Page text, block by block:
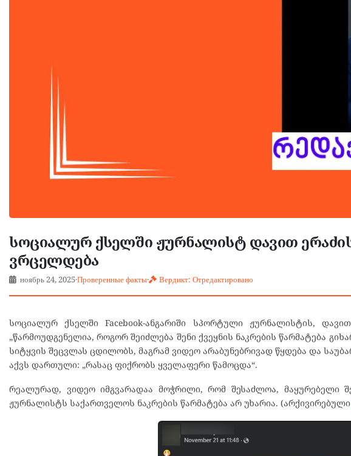
სოციალურ ქსელში ჟურნალისტ დავით
ვრცელდება
ноябрь 24, 2025·Проверенные факты· Вердикт: Отредактировано
სოციალურ ქსელში Facebook-ანგარიში სპორტული ჟურნალისტის,
„წარმოუდგენელია, როგორ შეიძლება შენი ქვეყნის ნაკრების წარმატება
სიტყვის შეცვლას ცდილობს, მაგრამ ვიდეო არაბუნებრივად წყდება და
აქვს დართული: „რასაც ფიქრობს ყველაფერი წამოცდა“.
რეალურად, ვიდეო იმგვარადაა მოჭრილი, რომ შესაძლოა, მაყურებელი
ჟურნალისტს საქართველოს ნაკრების წარმატება არ უხარია. (არქივირებული